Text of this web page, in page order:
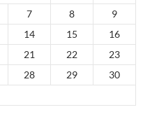
7 8
9
14 15
16
21 22
23
28 29
30